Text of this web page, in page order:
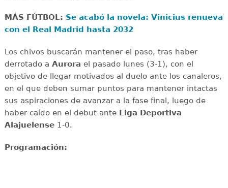
MÁS FÚTBOL: Se acabó la novela: Vinicius renueva
con el Real Madrid hasta 2032
Los chivos buscarán mantener el paso, tras haber
derrotado a Aurora el pasado lunes (3-1), con el
objetivo de llegar motivados al duelo ante los canaleros,
en el que deben sumar puntos para mantener intactas
sus aspiraciones de avanzar a la fase final, luego de
haber caído en el debut ante Liga Deportiva
Alajuelense1-0.
Programación: